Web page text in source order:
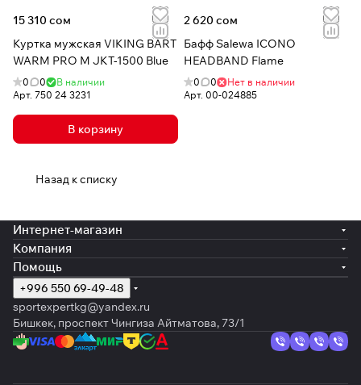
15 310 сом
Куртка мужская VIKING BART
WARM PRO M JKT-1500 Blue
0 0
В наличии
Арт. 750 24 3231
В корзину
2 620 сом
Бафф Salewa ICONO
HEADBAND Flame
0 0
Нет в наличии
Арт. 00-024885
Назад к списку
Интернет-магазин
Компания
Помощь
+996 550 69-49-48
sportexpertkg@yandex.ru
Бишкек, проспект Чингиза Айтматова, 73/1